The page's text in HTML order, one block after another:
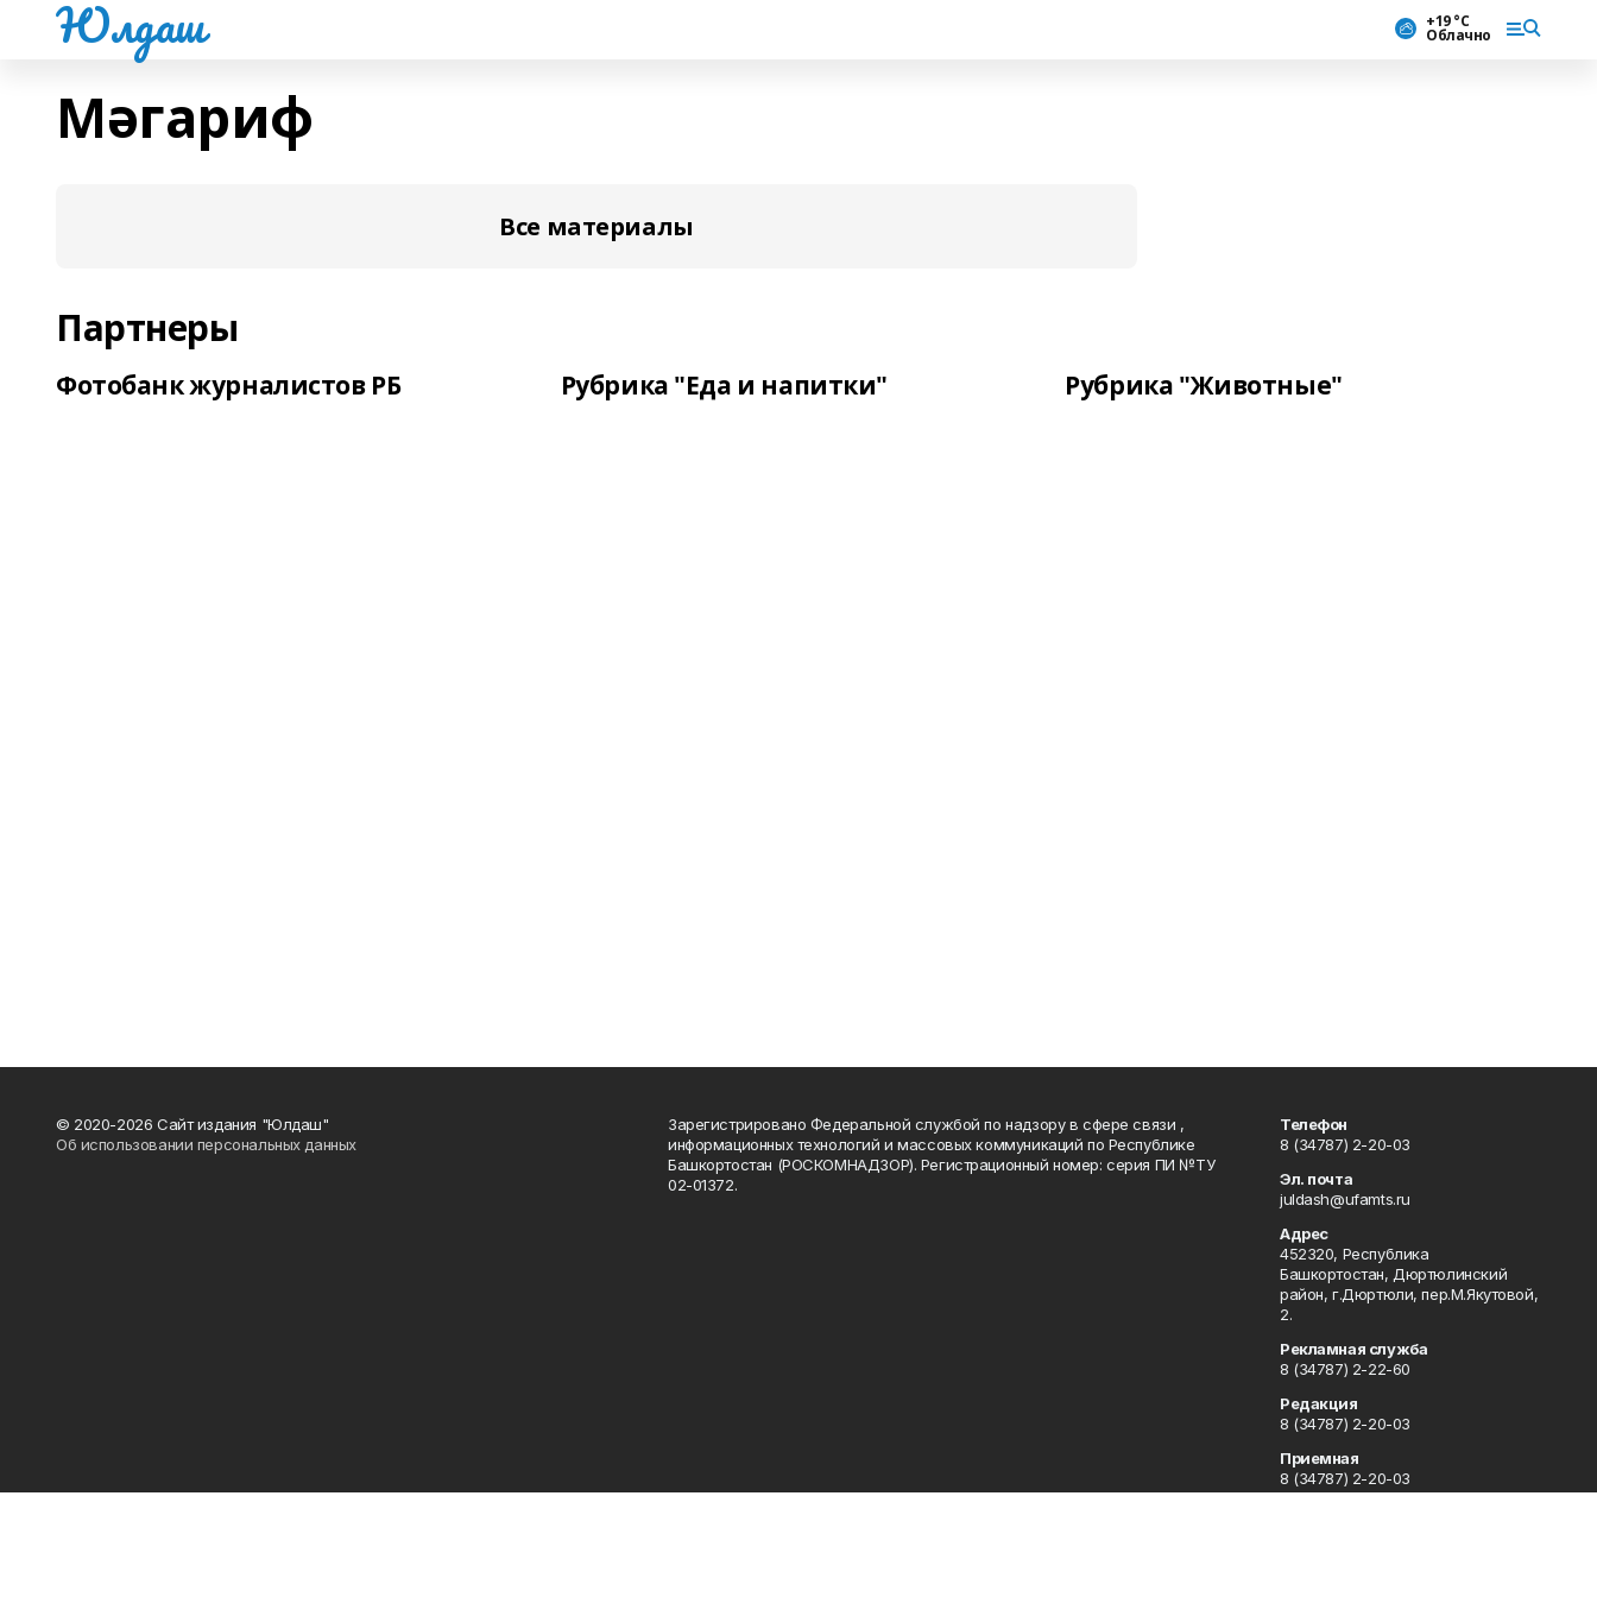
Юлдаш +19 °С
Облачно
Мәгариф
Все материалы
Партнеры
Фотобанк журналистов РБ Рубрика "Еда и напитки" Рубрика "Животные"
© 2020-2026 Сайт издания "Юлдаш"
Об использовании персональных данных
Зарегистрировано Федеральной службой по надзору в сфере связи ,
информационных технологий и массовых коммуникаций по Республике
Башкортостан (РОСКОМНАДЗОР). Регистрационный номер: серия ПИ №ТУ
02-01372.
Телефон
8 (34787) 2-20-03
Эл. почта
juldash@ufamts.ru
Адрес
452320, Республика
Башкортостан, Дюртюлинский
район, г.Дюртюли, пер.М.Якутовой,
2.
Рекламная служба
8 (34787) 2-22-60
Редакция
8 (34787) 2-20-03
Приемная
8 (34787) 2-20-03